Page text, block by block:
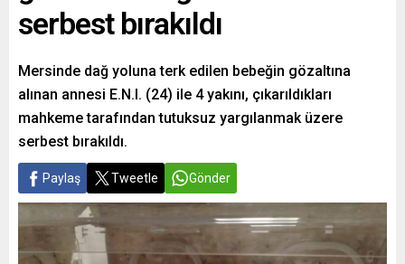
serbest bırakıldı
Mersinde dağ yoluna terk edilen bebeğin gözaltına
alınan annesi E.N.I. (24) ile 4 yakını, çıkarıldıkları
mahkeme tarafından tutuksuz yargılanmak üzere
serbest bırakıldı.
Paylaş Tweetle Gönder